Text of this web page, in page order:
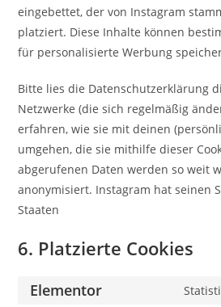
eingebettet, der von Instagram
platziert. Diese Inhalte können
für personalisierte Werbung
Bitte lies die Datenschutzerklärung
Netzwerke (die sich regelmäßig
erfahren, wie sie mit deinen
umgehen, die sie mithilfe dieser
abgerufenen Daten werden so weit
anonymisiert. Instagram hat seinen
Staaten
6. Platzierte Cookies
Elementor